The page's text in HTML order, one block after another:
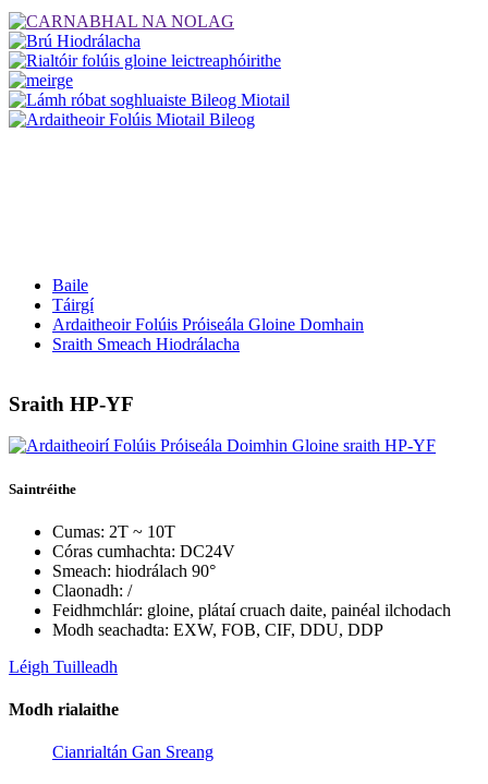
Baile
Táirgí
Ardaitheoir Folúis Próiseála Gloine Domhain
Sraith Smeach Hiodrálacha
Sraith HP-YF
Saintréithe
Cumas: 2T ~ 10T
Córas cumhachta: DC24V
Smeach: hiodrálach 90°
Claonadh: /
Feidhmchlár: gloine, plátaí cruach daite, painéal ilchodach
Modh seachadta: EXW, FOB, CIF, DDU, DDP
Léigh Tuilleadh
Modh rialaithe
Cianrialtán Gan Sreang